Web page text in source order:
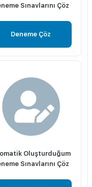
Sınavlarını Çöz
Deneme Çöz
Oluşturduğum
Sınavlarını Çöz